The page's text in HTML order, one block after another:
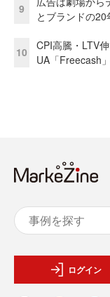
9
とブランドの20
10
CPI高騰・LTV
UA「Freecash
ログイン